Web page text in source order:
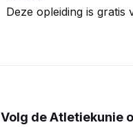
Deze opleiding is gratis
Volg de Atletiekunie